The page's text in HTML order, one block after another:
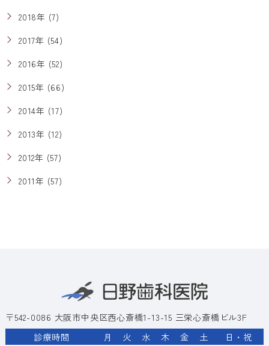
2018年 (7)
2017年 (54)
2016年 (52)
2015年 (66)
2014年 (17)
2013年 (12)
2012年 (57)
2011年 (57)
〒542-0086 大阪市中央区西心斎橋1-13-15 三栄心斎橋ビル3F
診療時間
月 火 水 木 金 土
日・祝